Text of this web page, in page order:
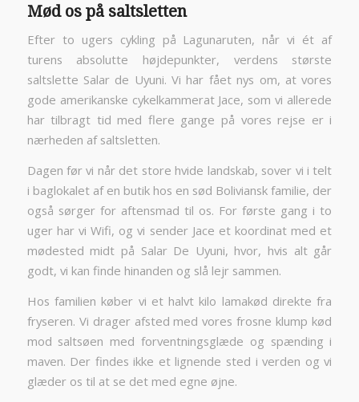
Mød os på saltsletten
Efter to ugers cykling på Lagunaruten, når vi ét af
turens absolutte højdepunkter, verdens største
saltslette Salar de Uyuni. Vi har fået nys om, at vores
gode amerikanske cykelkammerat Jace, som vi allerede
har tilbragt tid med flere gange på vores rejse er i
nærheden af saltsletten.
Dagen før vi når det store hvide landskab, sover vi i telt
i baglokalet af en butik hos en sød Boliviansk familie, der
også sørger for aftensmad til os. For første gang i to
uger har vi Wifi, og vi sender Jace et koordinat med et
mødested midt på Salar De Uyuni, hvor, hvis alt går
godt, vi kan finde hinanden og slå lejr sammen.
Hos familien køber vi et halvt kilo lamakød direkte fra
fryseren. Vi drager afsted med vores frosne klump kød
mod saltsøen med forventningsglæde og spænding i
maven. Der findes ikke et lignende sted i verden og vi
glæder os til at se det med egne øjne.